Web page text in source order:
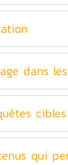
dans les
cibles
qui